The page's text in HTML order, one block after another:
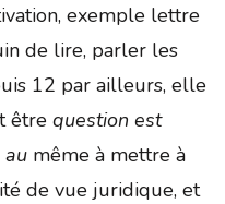
exemple lettre
de lire, parler les
12 par ailleurs, elle
être question est
aumême à mettre à
de vue juridique, et